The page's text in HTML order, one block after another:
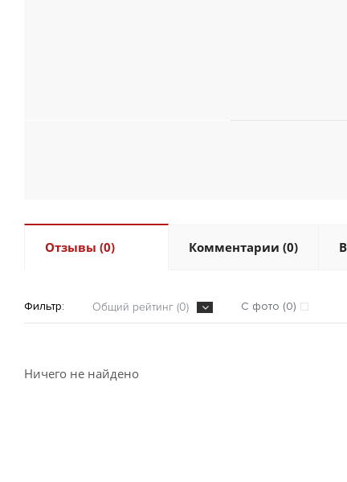
Отзывы (0) Комментарии (0)
Фильтр: Общий рейтинг (0) С фото (0)
Ничего не найдено